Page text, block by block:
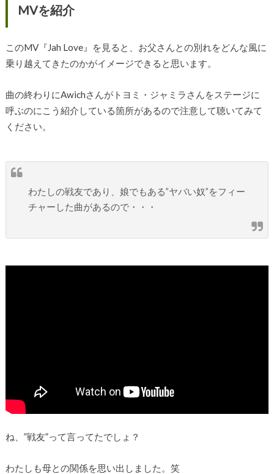
MVを紹介
このMV『Jah Love』を見ると、お父さんとの別れをどんな風に
乗り越えてきたのかがイメージできると思います。
曲の終わりにAwichさんがトヨミ・ジャミラさんをステージに
呼ぶのにこう紹介している箇所があるので注意して聴いてみて
ください。
わたしの戦友であり、娘でもある”ヤバい奴”をフィー
チャーした曲があるので・・・
ね、”戦友”って言ってたでしょ？
わたしも母との関係を思い出しました。笑